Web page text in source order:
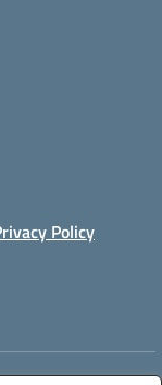
Policy